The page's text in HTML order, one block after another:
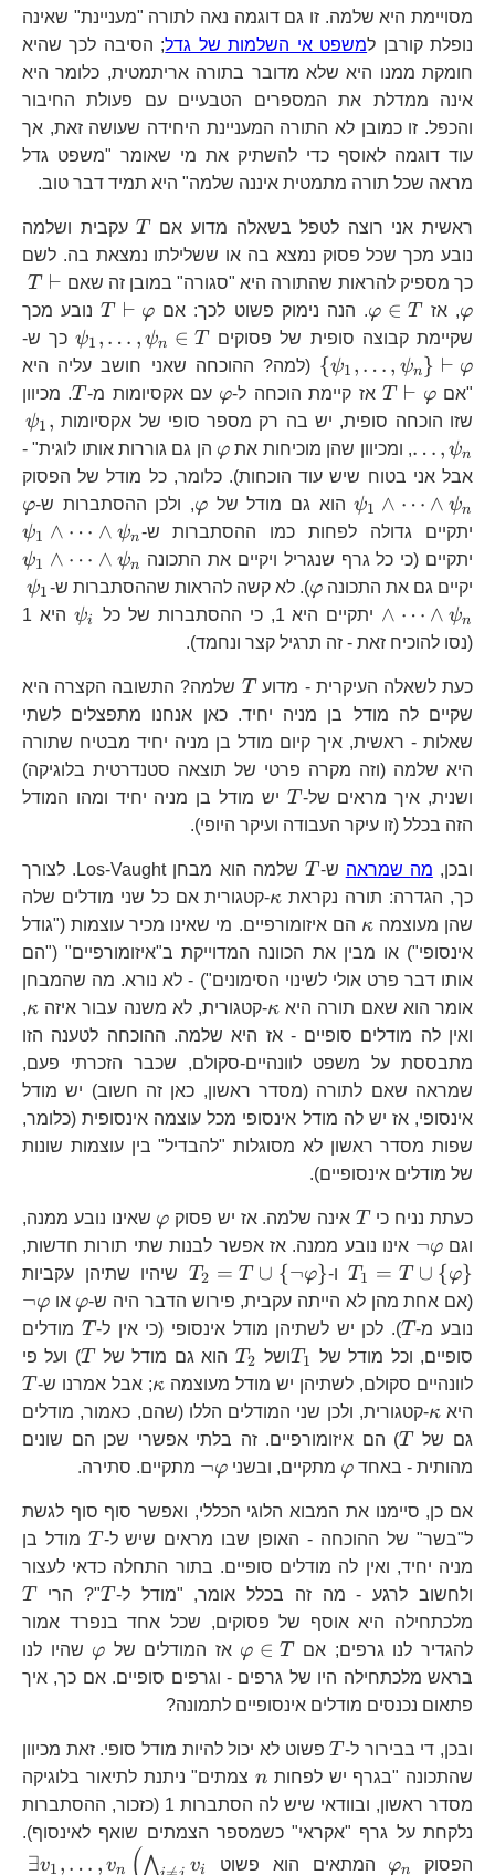
מסויימת היא שלמה. זו גם דוגמה נאה לתורה "מעניינת" שאינה
נופלת קורבן למשפט אי השלמות של גדל; הסיבה לכך שהיא
חומקת ממנו היא שלא מדובר בתורה אריתמטית, כלומר היא
אינה ממדלת את המספרים הטבעיים עם פעולת החיבור
והכפל. זו כמובן לא התורה המעניינת היחידה שעושה זאת, אך
עוד דוגמה לאוסף כדי להשתיק את מי שאומר "משפט גדל
מראה שכל תורה מתמטית איננה שלמה" היא תמיד דבר טוב.
ראשית אני רוצה לטפל בשאלה מדוע אם
T
Tעקבית ושלמה
נובע מכך שכל פסוק נמצא בה או ששלילתו נמצאת בה. לשם
כך מספיק להראות שהתורה היא "סגורה" במובן זה שאם
T ⊢
φ, אז
\varphi\in
φ ∈ T . הנה נימוק פשוט לכך: אם T ⊢ φ
נובע מכך
שקיימת קבוצה סופית של פסוקים
T
ψ1 , … , ψn ∈ T כך ש-
{ψ1 , … , ψn} ⊢ φ
(למה? ההוכחה שאני חושב עליה היא
"אם
T\vdash\varphi T ⊢ φ אז קיימת הוכחה ל-
\varphi
φ עם אקסיומות מ- T
T. מכיוון
שזו הוכחה סופית, יש בה רק מספר סופי של אקסיומות
ψ1 ,
… , ψn , ומכיוון שהן מוכיחות את
\varphi
φ הן גם גוררות אותו לוגית" -
אבל אני בטוח שיש עוד הוכחות). כלומר, כל מודל של הפסוק
ψ1 ∧ ⋯ ∧ ψn הוא גם מודל של
\varphi
φ, ולכן ההסתברות ש-φ
יתקיים גדולה לפחות כמו ההסתברות ש- ψ1 ∧ ⋯ ∧ ψn
יתקיים (כי כל גרף שנגריל ויקיים את התכונה ψ1 ∧ ⋯ ∧ ψn
יקיים גם את התכונה \varphi φ). לא קשה להראות שההסתברות ש- ψ1
∧ ⋯ ∧ ψn יתקיים היא 1, כי ההסתברות של כל ψi
היא 1
(נסו להוכיח זאת - זה תרגיל קצר ונחמד).
כעת לשאלה העיקרית - מדוע
T
T שלמה? התשובה הקצרה היא
שקיים לה מודל בן מניה יחיד. כאן אנחנו מתפצלים לשתי
שאלות - ראשית, איך קיום מודל בן מניה יחיד מבטיח שתורה
היא שלמה (וזה מקרה פרטי של תוצאה סטנדרטית בלוגיקה)
ושנית, איך מראים של-
T T יש מודל בן מניה יחיד ומהו המודל
הזה בכלל (זו עיקר העבודה ועיקר היופי).
ובכן, מה שמראה ש- T T
שלמה הוא מבחן Los-Vaught. לצורך
כך, הגדרה: תורה נקראת\kappa
κ-קטגורית אם כל שני מודלים שלה
שהן מעוצמה
\kappa κ הם איזומורפיים. מי שאינו מכיר עוצמות ("גודל
אינסופי") או מבין את הכוונה המדוייקת ב"איזומורפיים" ("הם
אותו דבר פרט אולי לשינוי הסימונים") - לא נורא. מה שהמבחן
אומר הוא שאם תורה היא\kappa
κ-קטגורית, לא משנה עבור איזה κ
,
ואין לה מודלים סופיים - אז היא שלמה. ההוכחה לטענה הזו
מתבססת על משפט לוונהיים-סקולם, שכבר הזכרתי פעם,
שמראה שאם לתורה (מסדר ראשון, כאן זה חשוב) יש מודל
אינסופי, אז יש לה מודל אינסופי מכל עוצמה אינסופית (כלומר,
שפות מסדר ראשון לא מסוגלות "להבדיל" בין עוצמות שונות
של מודלים אינסופיים).
כעתת נניח כי T T אינה שלמה. אז יש פסוק\varphi
φ שאינו נובע ממנה,
וגם
\neg\varphi ¬φ אינו נובע ממנה. אז אפשר לבנות שתי תורות חדשות,
T1 = T ∪ {φ} ו-
T_{2}=T\cup\left\
{
T2 = T ∪ {¬φ}
שיהיו שתיהן עקביות
(אם אחת מהן לא הייתה עקבית, פירוש הדבר היה ש-
\varphi
φ או ¬φ
נובע מ- T T). לכן יש לשתיהן מודל אינסופי (כי אין ל- T
T מודלים
סופיים, וכל מודל של
T_{1} T1 ושל
T_{2}
T2 הוא גם מודל של T
T) ועל פי
לוונהיים סקולם, לשתיהן יש מודל מעוצמה
\kappa
κ; אבל אמרנו ש- T
היא \kappa κ-קטגורית, ולכן שני המודלים הללו (שהם, כאמור, מודלים
גם של
T T) הם איזומורפיים. זה בלתי אפשרי שכן הם שונים
מהותית - באחד
\varphi φ מתקיים, ובשני\neg\varphi
¬φ מתקיים. סתירה.
אם כן, סיימנו את המבוא הלוגי הכללי, ואפשר סוף סוף לגשת
ל"בשר" של ההוכחה - האופן שבו מראים שיש ל-
T
T מודל בן
מניה יחיד, ואין לה מודלים סופיים. בתור התחלה כדאי לעצור
ולחשוב לרגע - מה זה בכלל אומר, "מודל ל-
T
T"? הרי T
מלכתחילה היא אוסף של פסוקים, שכל אחד בנפרד אמור
להגדיר לנו גרפים; אם
\varphi\in
T
φ ∈ T אז המודלים של \varphi
φ שהיו לנו
בראש מלכתחילה היו של גרפים - וגרפים סופיים. אם כך, איך
פתאום נכנסים מודלים אינסופיים לתמונה?
ובכן, די בבירור ל- T Tפשוט לא יכול להיות מודל סופי. זאת מכיוון
שהתכונה "בגרף יש לפחות
n n צמתים" ניתנת לתיאור בלוגיקה
מסדר ראשון, ובוודאי שיש לה הסתברות 1 (כזכור, ההסתברות
נלקחת על גרף "אקראי" כשמספר הצמתים שואף לאינסוף).
הפסוק
\varphi_{n} φn המתאים הוא פשוט ∃v1 , … , vn ⋀ vi